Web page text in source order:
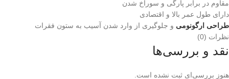
مقاوم در برابر پارگی و سوراخ شدن
دارای طول عمر بالا و اقتصادی
طراحی ارگونومی و جلوگیری از وارد شدن آسیب به ستون فقرات
نظرات (0)
نقد و بررسی‌ها
هنوز بررسی‌ای ثبت نشده است.